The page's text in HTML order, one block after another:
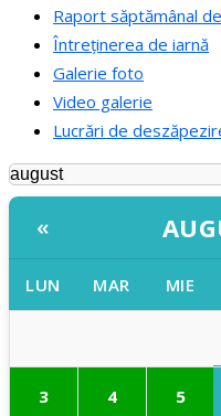
Raport săptămânal
Întreținerea de iarnă
Galerie foto
Video galerie
Lucrări de
«
LUN MAR MIE
3 4 5